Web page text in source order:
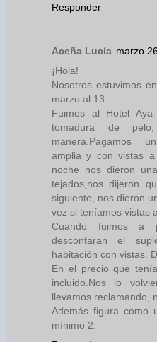
Responder
Aceña Lucía marzo
¡Hola!
Nosotros estuvimos
marzo al 13.
Fuimos al Hotel Aya
tomadura de
manera.Pagamos
amplia y con vistas
noche nos dieron
tejados,nos dijeron
siguiente, nos dieron
vez si teníamos vistas
Cuando fuimos a
descontaran el
habitación con vistas.
En el precio que
incluido.Nos lo
llevamos reclamando,
Además figura como
mínimo 2.